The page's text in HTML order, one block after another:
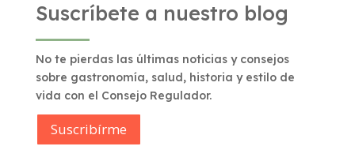
Suscríbete a nuestro blog
No te pierdas las últimas noticias y consejos
sobre gastronomía, salud, historia y estilo de
vida con el Consejo Regulador.
Suscribírme